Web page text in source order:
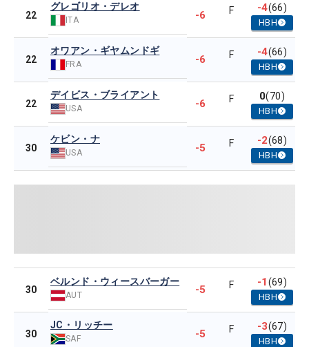
22
グレゴリオ・デレオ
ITA -6 F -4(66)
HBH
22
オワアン・ギヤムンドギ
FRA -6 F -4(66)
HBH
22
デイビス・ブライアント
USA -6 F 0(70)
HBH
30
ケビン・ナ
USA -5 F -2(68)
HBH
30
ベルンド・ウィースバーガー
AUT -5 F -1(69)
HBH
30
JC・リッチー
SAF -5 F -3(67)
HBH